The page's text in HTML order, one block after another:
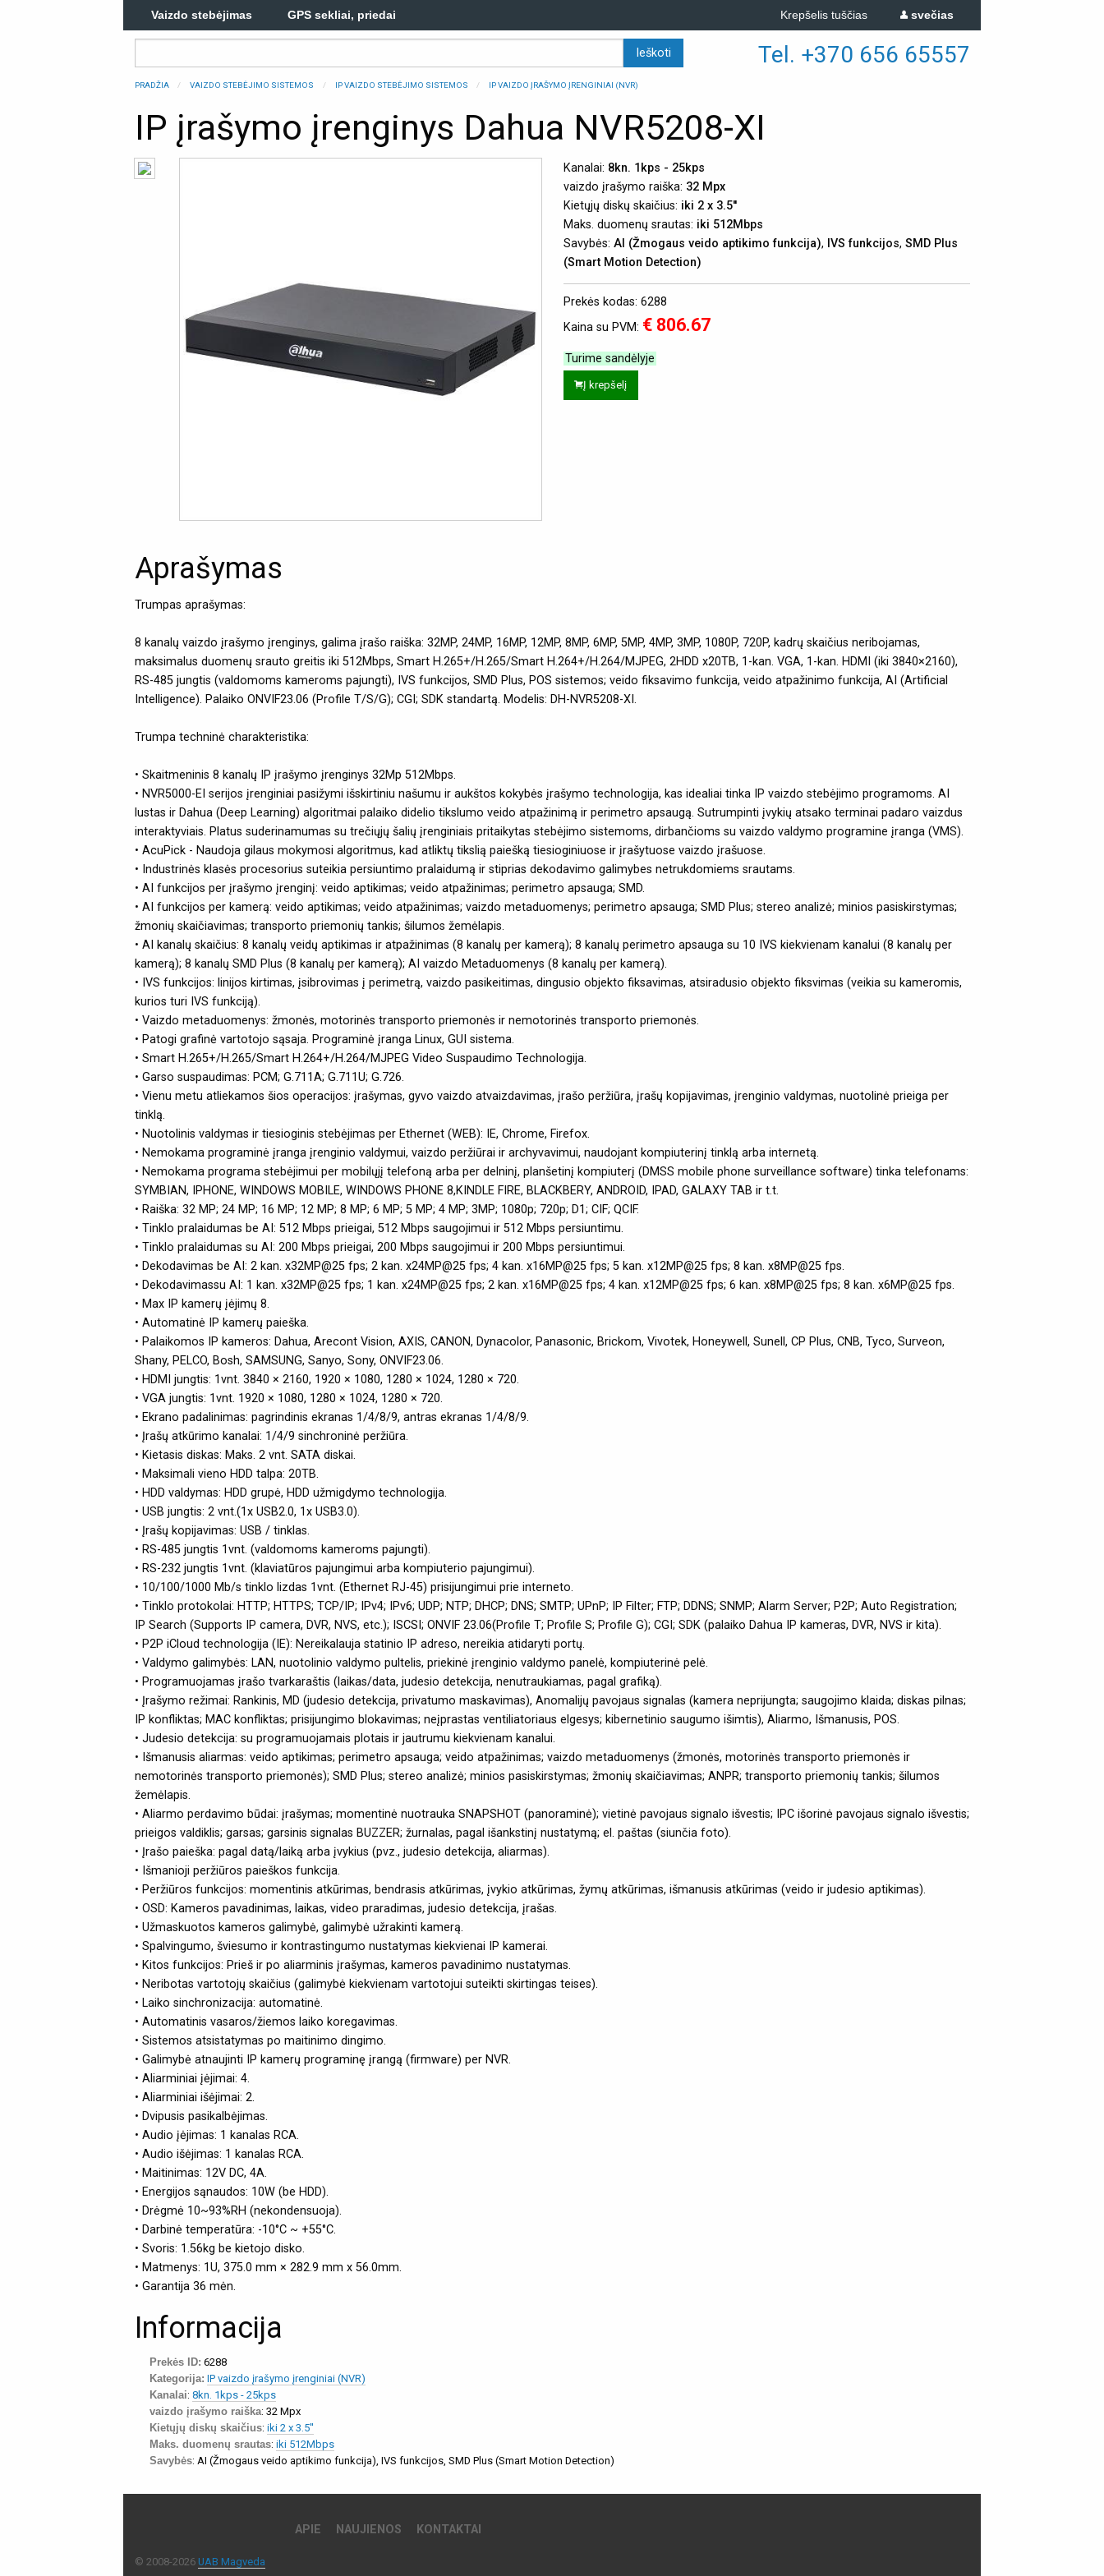
Vaizdo stebėjimas GPS sekliai, priedai svečias
Krepšelis tuščias
Tel. +370 656 65557
PRADŽIA VAIZDO STEBĖJIMO SISTEMOS IP VAIZDO STEBĖJIMO SISTEMOS IP VAIZDO ĮRAŠYMO ĮRENGINIAI (NVR)
IP įrašymo įrenginys Dahua NVR5208-XI
Kanalai: 8kn. 1kps - 25kps
vaizdo įrašymo raiška: 32 Mpx
Kietųjų diskų skaičius: iki 2 x 3.5''
Maks. duomenų srautas: iki 512Mbps
Savybės: AI (Žmogaus veido aptikimo funkcija), IVS funkcijos, SMD Plus
(Smart Motion Detection)
Prekės kodas: 6288
Kaina su PVM: € 806.67
Turime sandėlyje
Į krepšelį
Aprašymas
Trumpas aprašymas:
8 kanalų vaizdo įrašymo įrenginys, galima įrašo raiška: 32MP, 24MP, 16MP, 12MP, 8MP, 6MP, 5MP, 4MP, 3MP, 1080P, 720P, kadrų skaičius neribojamas,
maksimalus duomenų srauto greitis iki 512Mbps, Smart H.265+/H.265/Smart H.264+/H.264/MJPEG, 2HDD x20TB, 1-kan. VGA, 1-kan. HDMI (iki 3840×2160),
RS-485 jungtis (valdomoms kameroms pajungti), IVS funkcijos, SMD Plus, POS sistemos; veido fiksavimo funkcija, veido atpažinimo funkcija, AI (Artificial
Intelligence). Palaiko ONVIF23.06 (Profile T/S/G); CGI; SDK standartą. Modelis: DH-NVR5208-XI.
Trumpa techninė charakteristika:
• Skaitmeninis 8 kanalų IP įrašymo įrenginys 32Mp 512Mbps.
• NVR5000-EI serijos įrenginiai pasižymi išskirtiniu našumu ir aukštos kokybės įrašymo technologija, kas idealiai tinka IP vaizdo stebėjimo programoms. AI
lustas ir Dahua (Deep Learning) algoritmai palaiko didelio tikslumo veido atpažinimą ir perimetro apsaugą. Sutrumpinti įvykių atsako terminai padaro vaizdus
interaktyviais. Platus suderinamumas su trečiųjų šalių įrenginiais pritaikytas stebėjimo sistemoms, dirbančioms su vaizdo valdymo programine įranga (VMS).
• AcuPick - Naudoja gilaus mokymosi algoritmus, kad atliktų tikslią paiešką tiesioginiuose ir įrašytuose vaizdo įrašuose.
• Industrinės klasės procesorius suteikia persiuntimo pralaidumą ir stiprias dekodavimo galimybes netrukdomiems srautams.
• AI funkcijos per įrašymo įrenginį: veido aptikimas; veido atpažinimas; perimetro apsauga; SMD.
• AI funkcijos per kamerą: veido aptikimas; veido atpažinimas; vaizdo metaduomenys; perimetro apsauga; SMD Plus; stereo analizė; minios pasiskirstymas;
žmonių skaičiavimas; transporto priemonių tankis; šilumos žemėlapis.
• AI kanalų skaičius: 8 kanalų veidų aptikimas ir atpažinimas (8 kanalų per kamerą); 8 kanalų perimetro apsauga su 10 IVS kiekvienam kanalui (8 kanalų per
kamerą); 8 kanalų SMD Plus (8 kanalų per kamerą); AI vaizdo Metaduomenys (8 kanalų per kamerą).
• IVS funkcijos: linijos kirtimas, įsibrovimas į perimetrą, vaizdo pasikeitimas, dingusio objekto fiksavimas, atsiradusio objekto fiksvimas (veikia su kameromis,
kurios turi IVS funkciją).
• Vaizdo metaduomenys: žmonės, motorinės transporto priemonės ir nemotorinės transporto priemonės.
• Patogi grafinė vartotojo sąsaja. Programinė įranga Linux, GUI sistema.
• Smart H.265+/H.265/Smart H.264+/H.264/MJPEG Video Suspaudimo Technologija.
• Garso suspaudimas: PCM; G.711A; G.711U; G.726.
• Vienu metu atliekamos šios operacijos: įrašymas, gyvo vaizdo atvaizdavimas, įrašo peržiūra, įrašų kopijavimas, įrenginio valdymas, nuotolinė prieiga per
tinklą.
• Nuotolinis valdymas ir tiesioginis stebėjimas per Ethernet (WEB): IE, Chrome, Firefox.
• Nemokama programinė įranga įrenginio valdymui, vaizdo peržiūrai ir archyvavimui, naudojant kompiuterinį tinklą arba internetą.
• Nemokama programa stebėjimui per mobilųjį telefoną arba per delninį, planšetinį kompiuterį (DMSS mobile phone surveillance software) tinka telefonams:
SYMBIAN, IPHONE, WINDOWS MOBILE, WINDOWS PHONE 8,KINDLE FIRE, BLACKBERY, ANDROID, IPAD, GALAXY TAB ir t.t.
• Raiška: 32 MP; 24 MP; 16 MP; 12 MP; 8 MP; 6 MP; 5 MP; 4 MP; 3MP; 1080p; 720p; D1; CIF; QCIF.
• Tinklo pralaidumas be AI: 512 Mbps prieigai, 512 Mbps saugojimui ir 512 Mbps persiuntimu.
• Tinklo pralaidumas su AI: 200 Mbps prieigai, 200 Mbps saugojimui ir 200 Mbps persiuntimui.
• Dekodavimas be AI: 2 kan. x32MP@25 fps; 2 kan. x24MP@25 fps; 4 kan. x16MP@25 fps; 5 kan. x12MP@25 fps; 8 kan. x8MP@25 fps.
• Dekodavimassu AI: 1 kan. x32MP@25 fps; 1 kan. x24MP@25 fps; 2 kan. x16MP@25 fps; 4 kan. x12MP@25 fps; 6 kan. x8MP@25 fps; 8 kan. x6MP@25 fps.
• Max IP kamerų įėjimų 8.
• Automatinė IP kamerų paieška.
• Palaikomos IP kameros: Dahua, Arecont Vision, AXIS, CANON, Dynacolor, Panasonic, Brickom, Vivotek, Honeywell, Sunell, CP Plus, CNB, Tyco, Surveon,
Shany, PELCO, Bosh, SAMSUNG, Sanyo, Sony, ONVIF23.06.
• HDMI jungtis: 1vnt. 3840 × 2160, 1920 × 1080, 1280 × 1024, 1280 × 720.
• VGA jungtis: 1vnt. 1920 × 1080, 1280 × 1024, 1280 × 720.
• Ekrano padalinimas: pagrindinis ekranas 1/4/8/9, antras ekranas 1/4/8/9.
• Įrašų atkūrimo kanalai: 1/4/9 sinchroninė peržiūra.
• Kietasis diskas: Maks. 2 vnt. SATA diskai.
• Maksimali vieno HDD talpa: 20TB.
• HDD valdymas: HDD grupė, HDD užmigdymo technologija.
• USB jungtis: 2 vnt.(1x USB2.0, 1x USB3.0).
• Įrašų kopijavimas: USB / tinklas.
• RS-485 jungtis 1vnt. (valdomoms kameroms pajungti).
• RS-232 jungtis 1vnt. (klaviatūros pajungimui arba kompiuterio pajungimui).
• 10/100/1000 Mb/s tinklo lizdas 1vnt. (Ethernet RJ-45) prisijungimui prie interneto.
• Tinklo protokolai: HTTP; HTTPS; TCP/IP; IPv4; IPv6; UDP; NTP; DHCP; DNS; SMTP; UPnP; IP Filter; FTP; DDNS; SNMP; Alarm Server; P2P; Auto Registration;
IP Search (Supports IP camera, DVR, NVS, etc.); ISCSI; ONVIF 23.06(Profile T; Profile S; Profile G); CGI; SDK (palaiko Dahua IP kameras, DVR, NVS ir kita).
• P2P iCloud technologija (IE): Nereikalauja statinio IP adreso, nereikia atidaryti portų.
• Valdymo galimybės: LAN, nuotolinio valdymo pultelis, priekinė įrenginio valdymo panelė, kompiuterinė pelė.
• Programuojamas įrašo tvarkaraštis (laikas/data, judesio detekcija, nenutraukiamas, pagal grafiką).
• Įrašymo režimai: Rankinis, MD (judesio detekcija, privatumo maskavimas), Anomalijų pavojaus signalas (kamera neprijungta; saugojimo klaida; diskas pilnas;
IP konfliktas; MAC konfliktas; prisijungimo blokavimas; neįprastas ventiliatoriaus elgesys; kibernetinio saugumo išimtis), Aliarmo, Išmanusis, POS.
• Judesio detekcija: su programuojamais plotais ir jautrumu kiekvienam kanalui.
• Išmanusis aliarmas: veido aptikimas; perimetro apsauga; veido atpažinimas; vaizdo metaduomenys (žmonės, motorinės transporto priemonės ir
nemotorinės transporto priemonės); SMD Plus; stereo analizė; minios pasiskirstymas; žmonių skaičiavimas; ANPR; transporto priemonių tankis; šilumos
žemėlapis.
• Aliarmo perdavimo būdai: įrašymas; momentinė nuotrauka SNAPSHOT (panoraminė); vietinė pavojaus signalo išvestis; IPC išorinė pavojaus signalo išvestis;
prieigos valdiklis; garsas; garsinis signalas BUZZER; žurnalas, pagal išankstinį nustatymą; el. paštas (siunčia foto).
• Įrašo paieška: pagal datą/laiką arba įvykius (pvz., judesio detekcija, aliarmas).
• Išmanioji peržiūros paieškos funkcija.
• Peržiūros funkcijos: momentinis atkūrimas, bendrasis atkūrimas, įvykio atkūrimas, žymų atkūrimas, išmanusis atkūrimas (veido ir judesio aptikimas).
• OSD: Kameros pavadinimas, laikas, video praradimas, judesio detekcija, įrašas.
• Užmaskuotos kameros galimybė, galimybė užrakinti kamerą.
• Spalvingumo, šviesumo ir kontrastingumo nustatymas kiekvienai IP kamerai.
• Kitos funkcijos: Prieš ir po aliarminis įrašymas, kameros pavadinimo nustatymas.
• Neribotas vartotojų skaičius (galimybė kiekvienam vartotojui suteikti skirtingas teises).
• Laiko sinchronizacija: automatinė.
• Automatinis vasaros/žiemos laiko koregavimas.
• Sistemos atsistatymas po maitinimo dingimo.
• Galimybė atnaujinti IP kamerų programinę įrangą (firmware) per NVR.
• Aliarminiai įėjimai: 4.
• Aliarminiai išėjimai: 2.
• Dvipusis pasikalbėjimas.
• Audio įėjimas: 1 kanalas RCA.
• Audio išėjimas: 1 kanalas RCA.
• Maitinimas: 12V DC, 4A.
• Energijos sąnaudos: 10W (be HDD).
• Drėgmė 10~93%RH (nekondensuoja).
• Darbinė temperatūra: -10°C ~ +55°C.
• Svoris: 1.56kg be kietojo disko.
• Matmenys: 1U, 375.0 mm × 282.9 mm x 56.0mm.
• Garantija 36 mėn.
Informacija
Prekės ID: 6288
Kategorija: IP vaizdo įrašymo įrenginiai (NVR)
Kanalai: 8kn. 1kps - 25kps
vaizdo įrašymo raiška: 32 Mpx
Kietųjų diskų skaičius: iki 2 x 3.5''
Maks. duomenų srautas: iki 512Mbps
Savybės: AI (Žmogaus veido aptikimo funkcija), IVS funkcijos, SMD Plus (Smart Motion Detection)
APIE NAUJIENOS KONTAKTAI
© 2008-2026 UAB Magveda